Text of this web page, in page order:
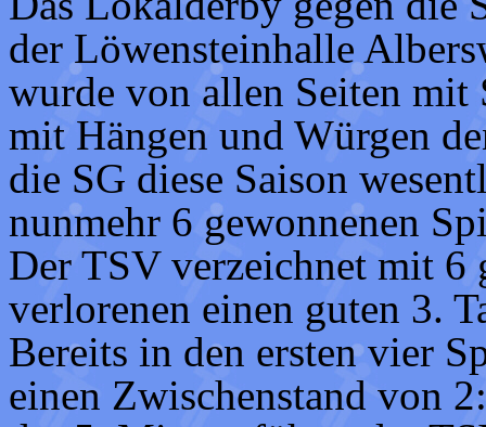
der Löwensteinhalle
wurde von allen Seiten mit
mit Hängen und Würgen
die SG diese Saison
nunmehr 6 gewonnenen
Der TSV verzeichnet mit 6
verlorenen einen guten 3.
Bereits in den ersten vier
einen Zwischenstand von